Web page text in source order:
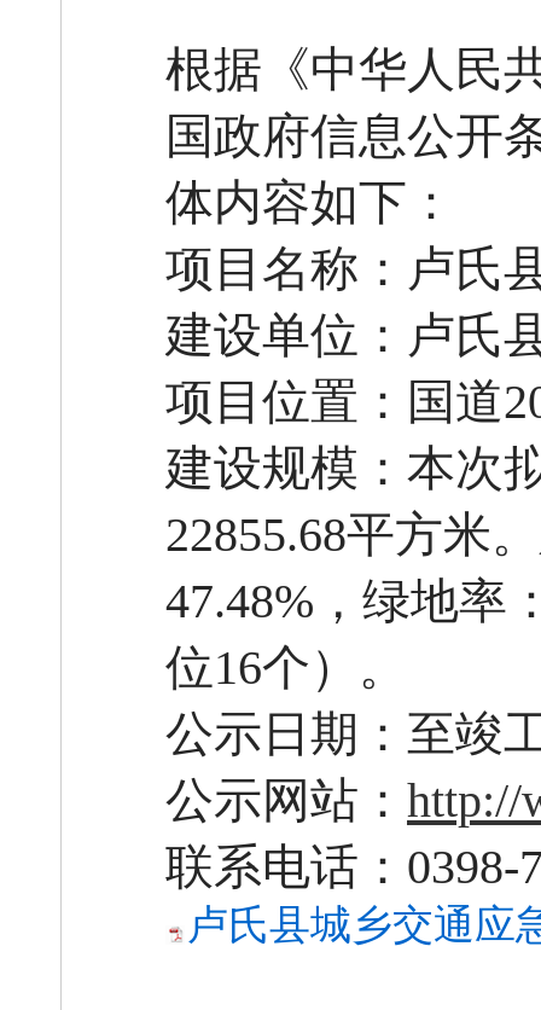
根据《中华人民
国政府信息公开
体内容如下：
项目名称：卢氏
建设单位： 卢氏
项目位置：国道
建设规模：本次
22855.68平方米
47.48%，绿地率
位16个）。
公示日期：至竣
公示网站： http://
联系电话： 0398-
卢氏县城乡交通应